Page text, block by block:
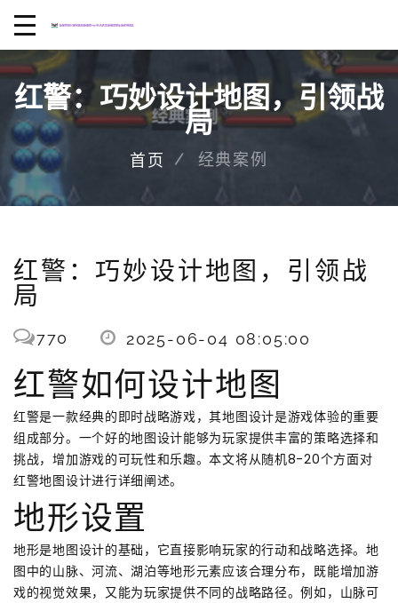
红警：巧妙设计地图，引领战
局
首页 经典案例
红警：巧妙设计地图，引领战
局
770 2025-06-04 08:05:00
红警如何设计地图
红警是一款经典的即时战略游戏，其地图设计是游戏体验的重要
组成部分。一个好的地图设计能够为玩家提供丰富的策略选择和
挑战，增加游戏的可玩性和乐趣。本文将从随机8-20个方面对
红警地图设计进行详细阐述。
地形设置
地形是地图设计的基础，它直接影响玩家的行动和战略选择。地
图中的山脉、河流、湖泊等地形元素应该合理分布，既能增加游
戏的视觉效果，又能为玩家提供不同的战略路径。例如，山脉可